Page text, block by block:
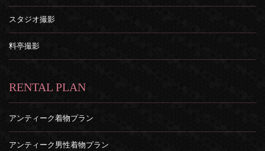
スタジオ撮影
料亭撮影
RENTAL PLAN
アンティーク着物プラン
アンティーク男性着物プラン